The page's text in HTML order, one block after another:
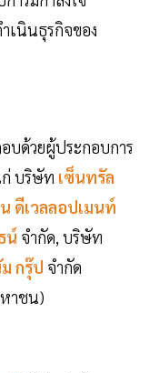
เนินธุรกิจของ
บด้วยผู้ประกอบการ
ก่ บริษัท เซ็นทรัล
ดีเวลลอปเมนท์
น์ จำกัด, บริษัท
กรุ๊ป จำกัด
าชน)